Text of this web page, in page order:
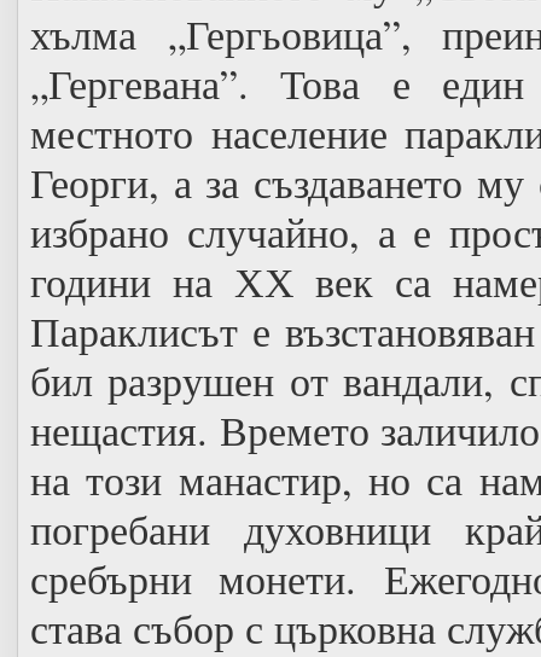
хълма „Гергьовица”,
„Гергевана”. Това е
местното население
Георги, а за създаването
избрано случайно, а е
години на ХХ век са
Параклисът е
бил разрушен от вандали,
нещастия. Времето
на този манастир, но са
погребани духовници
сребърни монети.
става събор с църковна